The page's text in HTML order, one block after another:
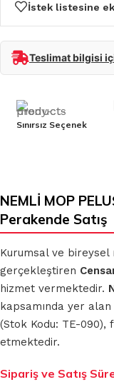
İstek listesine
Teslimat bilgisi
Sınırsız Seçenek
NEMLİ MOP
Perakende Satış
Kurumsal ve
gerçekleştiren
hizmet vermektedir.
kapsamında yer alan
(Stok Kodu: TE-090),
etmektedir.
Sipariş ve Satış